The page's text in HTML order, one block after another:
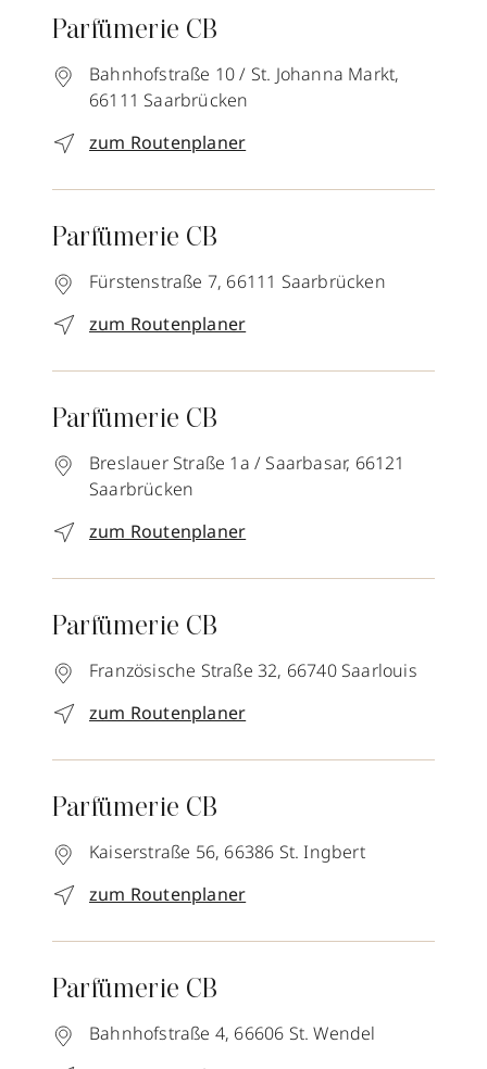
Parfümerie CB
Bahnhofstraße 10 / St. Johanna Markt,
66111 Saarbrücken
zum Routenplaner
Parfümerie CB
Fürstenstraße 7, 66111 Saarbrücken
zum Routenplaner
Parfümerie CB
Breslauer Straße 1a / Saarbasar, 66121
Saarbrücken
zum Routenplaner
Parfümerie CB
Französische Straße 32, 66740 Saarlouis
zum Routenplaner
Parfümerie CB
Kaiserstraße 56, 66386 St. Ingbert
zum Routenplaner
Parfümerie CB
Bahnhofstraße 4, 66606 St. Wendel